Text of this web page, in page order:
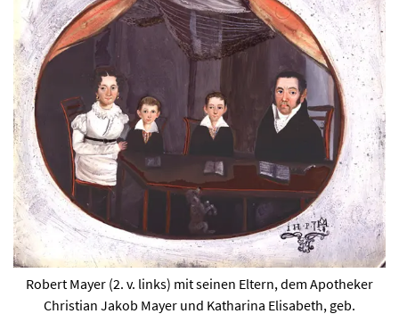
Robert Mayer (2. v. links) mit seinen Eltern, dem Apotheker
Christian Jakob Mayer und Katharina Elisabeth, geb.